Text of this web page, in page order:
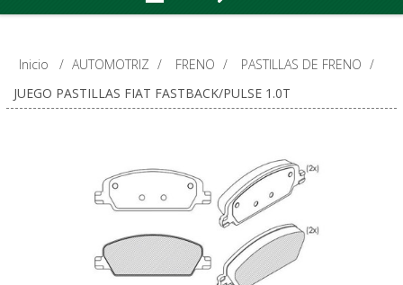
Inicio / AUTOMOTRIZ / FRENO / PASTILLAS DE FRENO /
JUEGO PASTILLAS FIAT FASTBACK/PULSE 1.0T